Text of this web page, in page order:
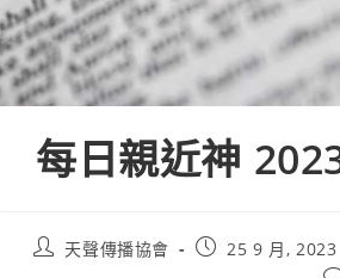
每日親近神
天聲傳播協會 25 9 月, 2023